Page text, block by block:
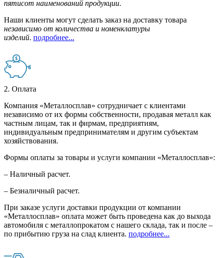
пятисот наименований продукции.
Наши клиенты могут сделать заказ на доставку товара
независимо от количества и номенклатуры
изделий. подробнее...
2. Оплата
Компания «Металлосплав» сотрудничает с клиентами
независимо от их формы собственности, продавая металл как
частным лицам, так и фирмам, предприятиям,
индивидуальным предпринимателям и другим субъектам
хозяйствования.
Формы оплаты за товары и услуги компании «Металлосплав»:
– Наличный расчет.
– Безналичный расчет.
При заказе услуги доставки продукции от компании
«Металлосплав» оплата может быть проведена как до выхода
автомобиля с металлопрокатом с нашего склада, так и после –
по прибытию груза на слад клиента. подробнее...